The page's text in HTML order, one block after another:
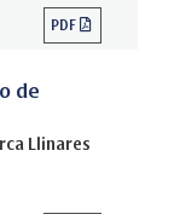
PDF
de
Llinares